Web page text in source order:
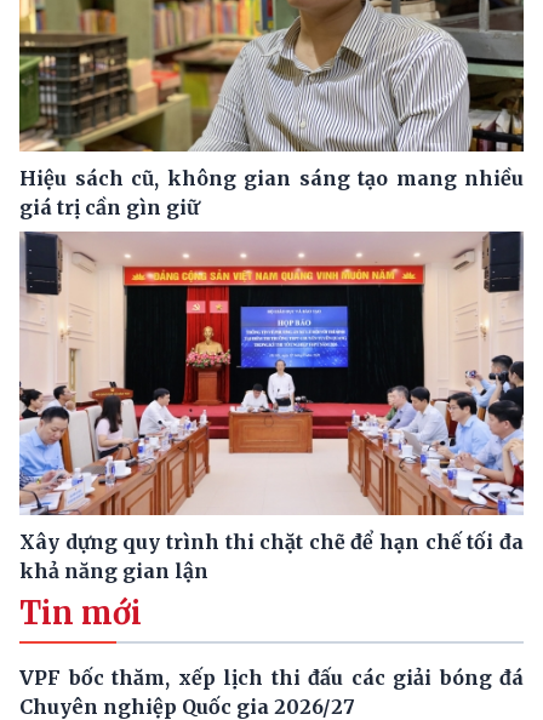
Hiệu sách cũ, không gian sáng tạo mang nhiều
giá trị cần gìn giữ
Xây dựng quy trình thi chặt chẽ để hạn chế tối đa
khả năng gian lận
Tin mới
VPF bốc thăm, xếp lịch thi đấu các giải bóng đá
Chuyên nghiệp Quốc gia 2026/27